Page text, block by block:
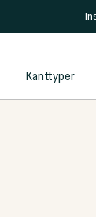
Kanttyper